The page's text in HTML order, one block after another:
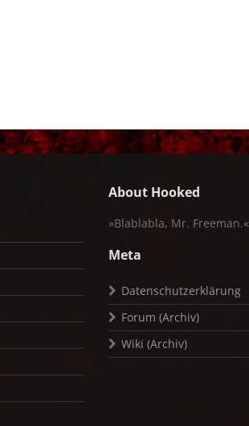
About Hooked
»Blablabla, Mr. Freeman.«
Meta
Datenschutzerklärung
Forum (Archiv)
Wiki (Archiv)